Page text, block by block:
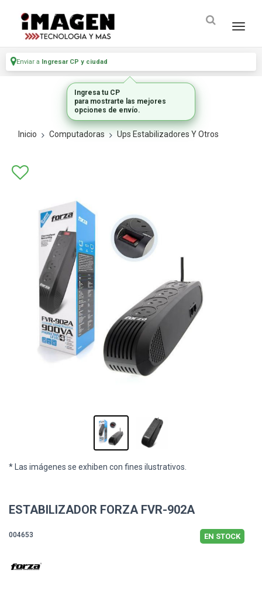
Enviar a Ingresar CP y ciudad
Inicio Computadoras Ups Estabilizadores Y Otros
* Las imágenes se exhiben con fines ilustrativos.
ESTABILIZADOR FORZA FVR-902A
004653 EN STOCK
Ingresa tu CP
para mostrarte las mejores
opciones de envío.